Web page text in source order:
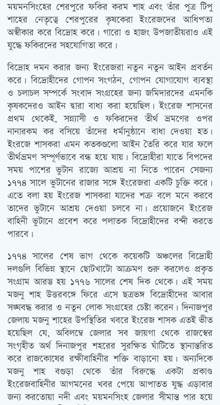
ময়মনসিংহের শেরপুরে ফকির করম শাহ এবং তাঁর পুত্র টিপু
শাহের নেতৃত্বে শেরপুরের কৃষকেরা ইংরেজদের আধিপত্য
অস্বীকার করে বিদ্রোহ করে। গারো ও হাজং উপজাতীয়রাও এই
যুদ্ধে ফকিরদের সহযোগিতা করে।
বিদ্রোহ দমন করার জন্য ইংরেজরা নতুন নতুন আইন প্রবর্তন
করে। বিদ্রোহীদের গোপন সংগঠন, গোপন যোগাযোগ ব্যবস্থা
ও চলাচল সম্পর্কে সংবাদ সংগ্রহের জন্য জমিদারদের এমনকি
কৃষকদেরও আইন দ্বারা বাধ্য করা হয়েছিল। ইংরেজ শাসনের
প্রথম থেকেই, সন্ন্যাসী ও ফকিরদের তীর্থ ভ্রমণের ওপর
নানারকম কর বসিয়ে তাঁদের ধর্মানুষ্ঠানে বাধা দেওয়া হত।
ইংরজে শাসকরা এমন কতকগুলো আইন তৈরি করে যার ফলে
তীর্থভ্রমণ সম্পূর্ণভাবে বন্ধ হয়ে যায়। বিদ্রোহীরা যাতে বিপদের
সময় পাশের ভুটান রাজ্যে আশ্রয় না নিতে পারেন সেজন্য
১৭৭৪ সালে ভুটানের রাজার সঙ্গে ইংরেজরা একটি চুক্তি করে।
এতে বলা হয় ইংরেজ শাসকরা যাদের শত্রু বলে মনে করবে
তাদের ভুটানে আশ্রয় দেওয়া চলবে না। প্রয়োজনে ইংরেজ
বাহিনী ভুটানে প্রবেশ করে পলাতক বিদ্রোহীদের বন্দী করতে
পারবে।
১৭৭৪ সালের শেষ ভাগ থেকে কয়েকটি অঞ্চলের বিদ্রোহী
দলগুলি বিভিন্ন স্থানে ছোটখাটো আক্রমণ শুরু করলেও প্রকৃত
সংগ্রাম আরম্ভ হয় ১৭৭৬ সালের শেষ দিক থেকে। এই সময়
মজনু শাহ উত্তরবঙ্গে ফিরে এসে ছত্রভঙ্গ বিদ্রোহীদের আবার
সঙ্ঘবদ্ধ করার ও নতুন লোক সংগ্রহের চেষ্টা করেন। দিনাজপুর
জেলায় মজনু শাহের উপস্থিতির খবরে ইংরেজ শাসক এতই ভীত
হয়েছিল যে, অবিলম্বে জেলার সব জায়গা থেকে রাজস্বের
সংগৃহীত অর্থ দিনাজপুর শহরের সুরক্ষিত ঘাঁটিতে স্থানান্তরিত
করে রাজকোষের রক্ষীবাহিনীর শক্তি বাড়ানো হয়। অন্যদিকে
মজনু শাহ বগুড়া থেকে তাঁর বিরুদ্ধে একটা প্রকাণ্ড
ইংরেজবাহিনীর আগমনের খবর পেয়ে আপাতত যুদ্ধ এড়াবার
জন্য করতোয়া নদী এবং ময়মনসিংহ জেলার সীমান্ত পার হয়ে